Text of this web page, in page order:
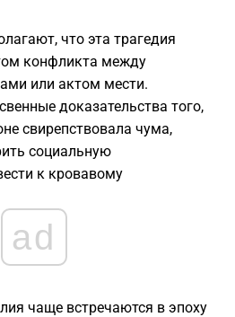
что эта трагедия
конфликта между
или актом мести.
доказательства того,
свирепствовала чума,
социальную
к кровавому
ad
чаще встречаются в эпоху